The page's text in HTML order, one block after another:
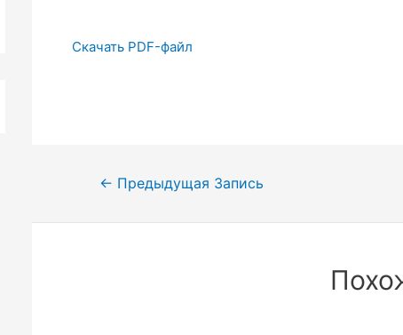
Скачать PDF-файл
Навигация
← Предыдущая Запись